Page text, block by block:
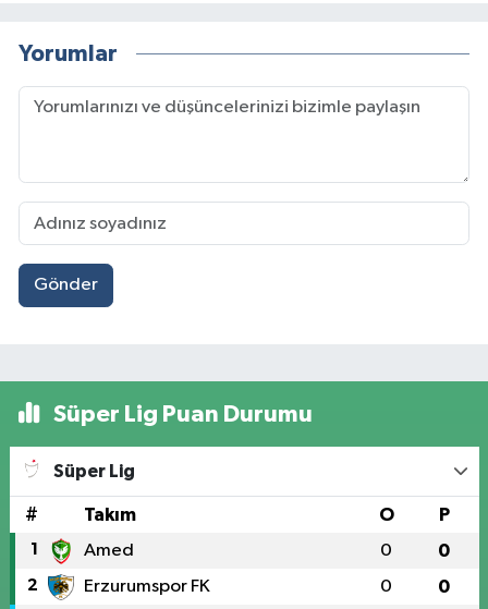
Yorumlar
Gönder
Süper Lig Puan Durumu
Süper Lig
# Takım O P
1 Amed 0 0
2 Erzurumspor FK 0 0